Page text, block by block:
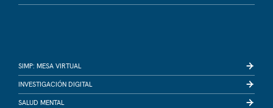
SIMP: MESA VIRTUAL
INVESTIGACIÓN DIGITAL
SALUD MENTAL